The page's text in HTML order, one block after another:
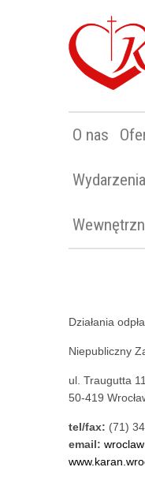
O nas
Wydarzenia
Działania
Niepubliczny
ul. Traugutta
50-419
tel/fax: (71)
email: